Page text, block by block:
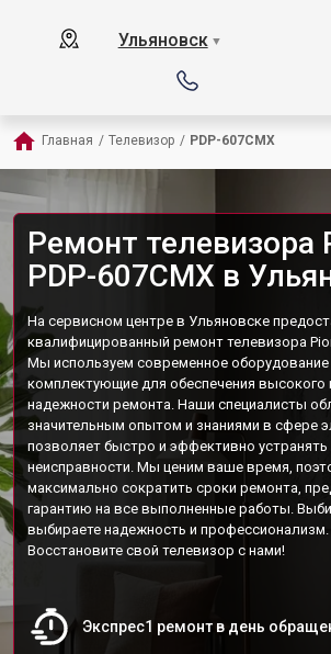
Ульяновск ▼
Главная / Телевизор / PDP-607CMX
Ремонт телевизора
PDP-607CMX в
На сервисном центре в Ульяновске
квалифицированный ремонт телевизора
Мы используем современное оборудование
комплектующие для обеспечения высокого
надежности ремонта. Наши специалисты
значительным опытом и знаниями в сфере
позволяет быстро и эффективно
неисправности. Мы ценим ваше время,
максимально сократить сроки ремонта,
гарантию на все выполненные работы.
выбираете надежность и профессионализм.
Восстановите свой телевизор с нами!
Экспрес1 ремонт в день